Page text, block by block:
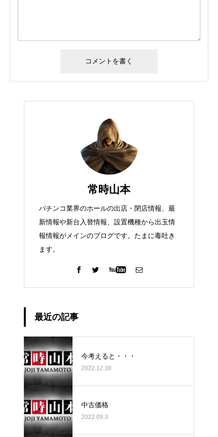
常時山本
パチンコ業界のホールの出店・閉店情報、最
新情報や新台入替情報、設置機種から出玉情
報情報がメインのブログです。たまに毒吐き
ます。
最近の記事
今考えると・・・
2022.12.30
中古価格
2022.09.3